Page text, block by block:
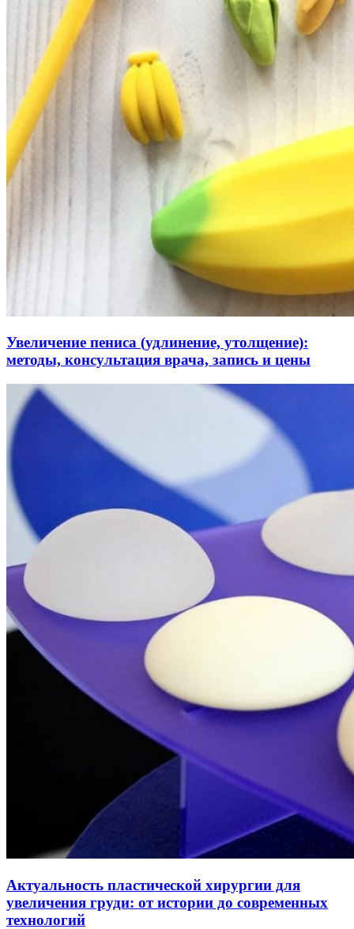
Увеличение пениса (удлинение, утолщение):
методы, консультация врача, запись и цены
Актуальность пластической хирургии для
увеличения груди: от истории до современных
технологий